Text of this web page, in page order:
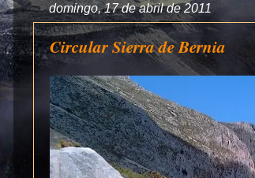
domingo, 17 de abril de 2011
Circular Sierra de Bernia